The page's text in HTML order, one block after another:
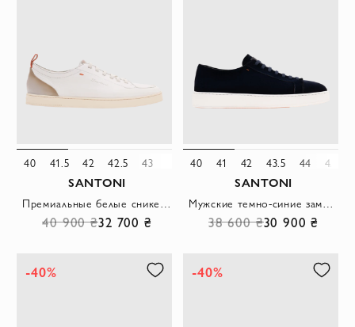
40 41.5 42 42.5 43 45 46
SANTONI
40 900 ₴32 700 ₴
40 41 42 43.5 44 45
SANTONI
38 600 ₴30 900 ₴
-40% -40%